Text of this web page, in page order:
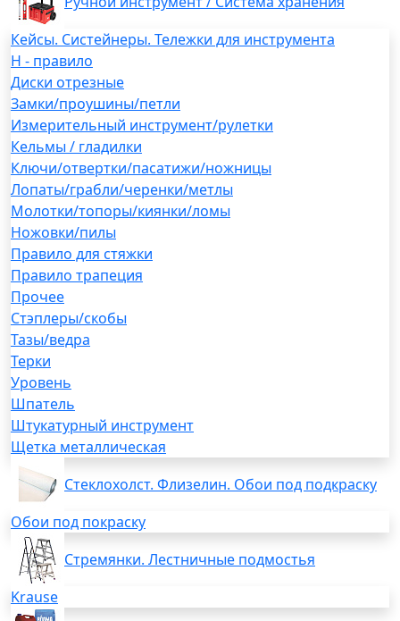
Кейсы. Систейнеры. Тележки для инструмента
H - правило
Диски отрезные
Замки/проушины/петли
Измерительный инструмент/рулетки
Кельмы / гладилки
Ключи/отвертки/пасатижи/ножницы
Лопаты/грабли/черенки/метлы
Молотки/топоры/киянки/ломы
Ножовки/пилы
Правило для стяжки
Правило трапеция
Прочее
Стэплеры/скобы
Тазы/ведра
Терки
Уровень
Шпатель
Штукатурный инструмент
Щетка металлическая
Стеклохолст. Флизелин. Обои под подкраску
Обои под покраску
Стремянки. Лестничные подмостья
Krause